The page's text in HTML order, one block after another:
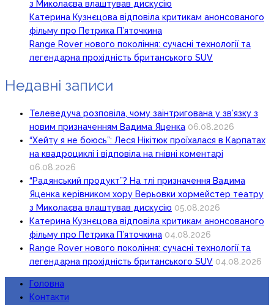
з Миколаєва влаштував дискусію
Катерина Кузнєцова відповіла критикам анонсованого
фільму про Петрика П’яточкина
Range Rover нового покоління: сучасні технології та
легендарна прохідність британського SUV
Недавні записи
Телеведуча розповіла, чому заінтригована у зв’язку з
новим призначенням Вадима Яценка 06.08.2026
“Хейту я не боюсь”: Леся Нікітюк проїхалася в Карпатах
на квадроциклі і відповіла на гнівні коментарі
06.08.2026
“Радянський продукт”? На тлі призначення Вадима
Яценка керівником хору Верьовки хормейстер театру
з Миколаєва влаштував дискусію 05.08.2026
Катерина Кузнєцова відповіла критикам анонсованого
фільму про Петрика П’яточкина 04.08.2026
Range Rover нового покоління: сучасні технології та
легендарна прохідність британського SUV 04.08.2026
Головна
Контакти